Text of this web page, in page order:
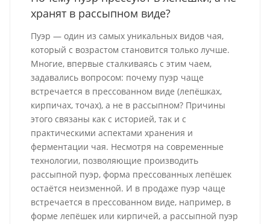
хранят в рассыпном виде?
Пуэр — один из самых уникальных видов чая,
который с возрастом становится только лучше.
Многие, впервые сталкиваясь с этим чаем,
задавались вопросом: почему пуэр чаще
встречается в прессованном виде (лепёшках,
кирпичах, точах), а не в рассыпном? Причины
этого связаны как с историей, так и с
практическими аспектами хранения и
ферментации чая. Несмотря на современные
технологии, позволяющие производить
рассыпной пуэр, форма прессованных лепёшек
остаётся неизменной. И в продаже пуэр чаще
встречается в прессованном виде, например, в
форме лепёшек или кирпичей, а рассыпной пуэр